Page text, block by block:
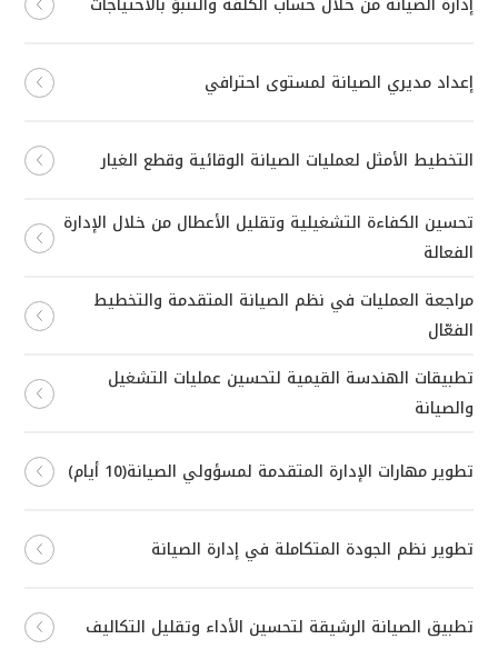
إعداد مديري الصيانة لمستوى احترافي
التخطيط الأمثل لعمليات الصيانة الوقائية وقطع الغيار
تحسين الكفاءة التشغيلية وتقليل الأعطال من خلال الإدارة
الفعالة
مراجعة العمليات في نظم الصيانة المتقدمة والتخطيط
الفعّال
تطبيقات الهندسة القيمية لتحسين عمليات التشغيل
والصيانة
تطوير مهارات الإدارة المتقدمة لمسؤولي الصيانة(10 أيام)
تطوير نظم الجودة المتكاملة في إدارة الصيانة
تطبيق الصيانة الرشيقة لتحسين الأداء وتقليل التكاليف